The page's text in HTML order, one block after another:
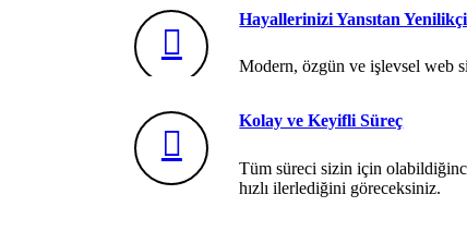
Hayallerinizi Yansıtan
Modern, özgün ve işlevsel web
Kolay ve Keyifli Süreç
Tüm süreci sizin için
hızlı ilerlediğini göreceksiniz.